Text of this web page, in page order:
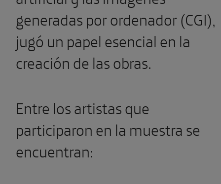
generadas por ordenador (CGI),
jugó un papel esencial en la
creación de las obras.
Entre los artistas que
participaron en la muestra se
encuentran: